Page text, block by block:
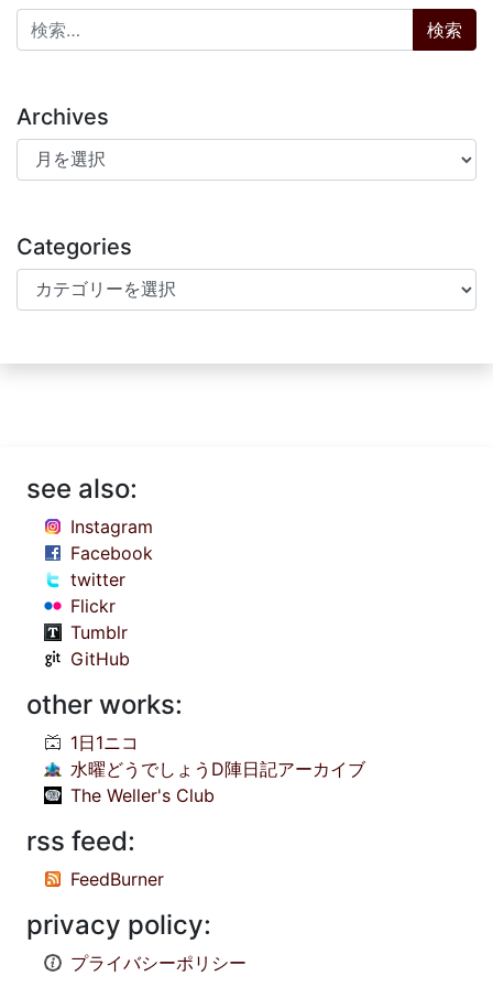
検索:
Archives
Archives
Categories
Categories
see also:
Instagram
Facebook
twitter
Flickr
Tumblr
GitHub
other works:
1日1ニコ
水曜どうでしょうD陣日記アーカイブ
The Weller's Club
rss feed:
FeedBurner
privacy policy:
プライバシーポリシー